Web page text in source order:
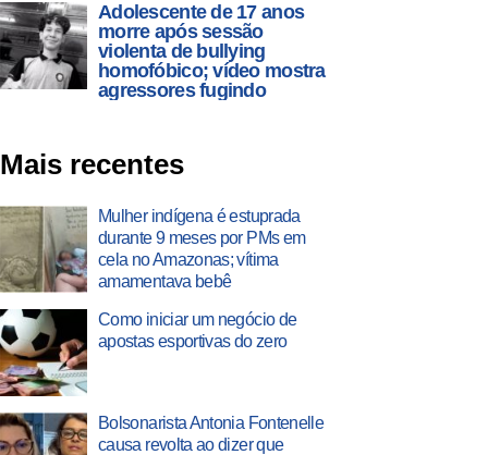
Adolescente de 17 anos
morre após sessão
violenta de bullying
homofóbico; vídeo mostra
agressores fugindo
Mais recentes
Mulher indígena é estuprada
durante 9 meses por PMs em
cela no Amazonas; vítima
amamentava bebê
Como iniciar um negócio de
apostas esportivas do zero
Bolsonarista Antonia Fontenelle
causa revolta ao dizer que